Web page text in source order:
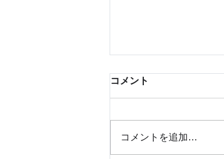
コメント
コメントを追加…